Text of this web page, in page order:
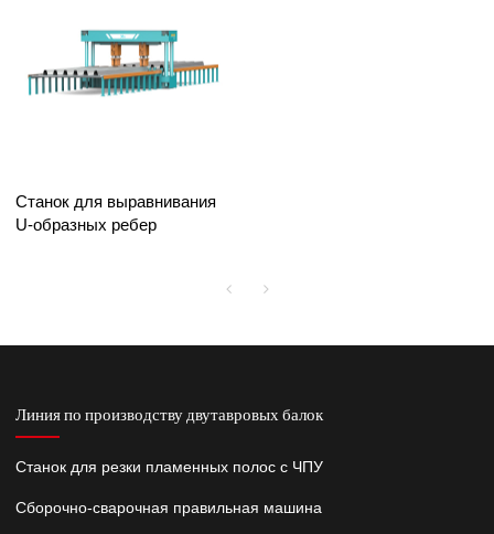
Станок для выравнивания
U-образных ребер
Линия по производству двутавровых балок
Станок для резки пламенных полос с ЧПУ
Сборочно-сварочная правильная машина